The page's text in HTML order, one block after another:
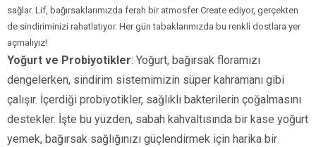
sağlar. Lif, bağırsaklarımızda ferah bir atmosfer Create ediyor, gerçekten
de sindiriminizi rahatlatıyor. Her gün tabaklarımızda bu renkli dostlara yer
açmalıyız!
Yoğurt ve Probiyotikler: Yoğurt, bağırsak floramızı
dengelerken, sindirim sistemimizin süper kahramanı gibi
çalışır. İçerdiği probiyotikler, sağlıklı bakterilerin çoğalmasını
destekler. İşte bu yüzden, sabah kahvaltısında bir kase yoğurt
yemek, bağırsak sağlığınızı güçlendirmek için harika bir